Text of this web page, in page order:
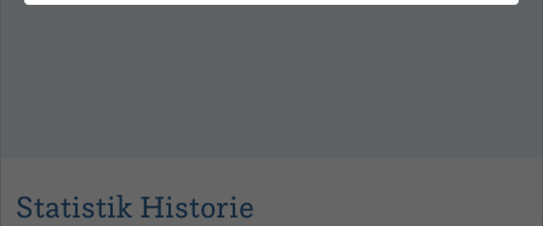
Statistik Historie